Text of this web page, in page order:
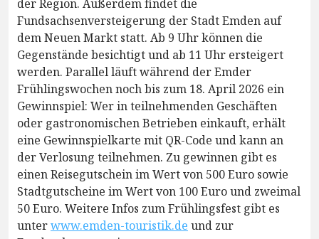
der Region. Außerdem findet die
Fundsachsenversteigerung der Stadt Emden auf
dem Neuen Markt statt. Ab 9 Uhr können die
Gegenstände besichtigt und ab 11 Uhr ersteigert
werden. Parallel läuft während der Emder
Frühlingswochen noch bis zum 18. April 2026 ein
Gewinnspiel: Wer in teilnehmenden Geschäften
oder gastronomischen Betrieben einkauft, erhält
eine Gewinnspielkarte mit QR-Code und kann an
der Verlosung teilnehmen. Zu gewinnen gibt es
einen Reisegutschein im Wert von 500 Euro sowie
Stadtgutscheine im Wert von 100 Euro und zweimal
50 Euro. Weitere Infos zum Frühlingsfest gibt es
unterwww.emden-touristik.de und zur